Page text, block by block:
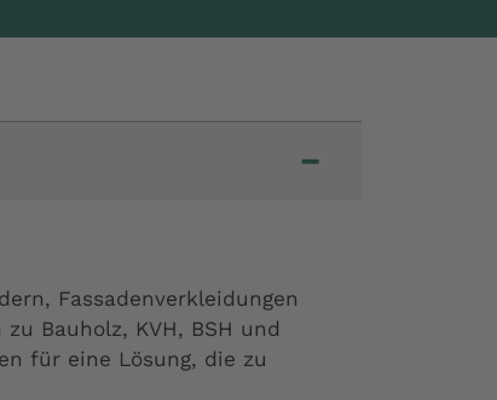
−
Fassadenverkleidungen
Bauholz, KVH, BSH und
für eine Lösung, die zu